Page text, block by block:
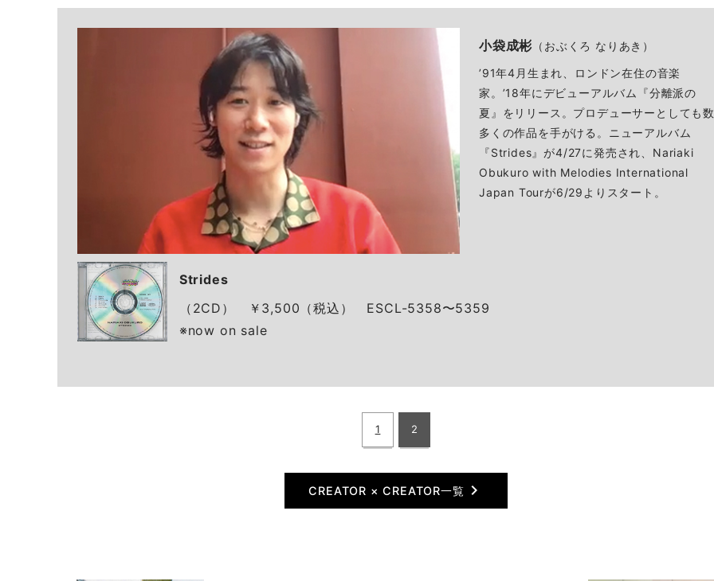
小袋成彬 （おぶくろ なりあき）
’91年4月生まれ、ロンドン在住の音楽
家。’18年にデビューアルバム『分離派の
夏』をリリース。プロデューサーとしても数
多くの作品を手がける。ニューアルバム
『Strides』が4/27に発売され、Nariaki
Obukuro with Melodies International
Japan Tourが6/29よりスタート。
Strides
（2CD） ￥3,500（税込） ESCL-5358〜5359
※now on sale
1 2
CREATOR × CREATOR一覧 chevron_right